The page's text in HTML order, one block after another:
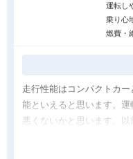
運転し
乗り心
燃費・
走行性能はコンパクトカ
能といえると思います。
悪くないかと思います。
盛りだくさんの機能があ